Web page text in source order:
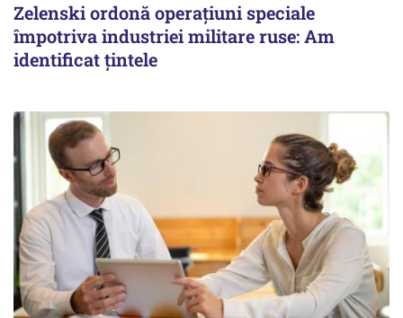
Zelenski ordonă operațiuni speciale
împotriva industriei militare ruse: Am
identificat țintele